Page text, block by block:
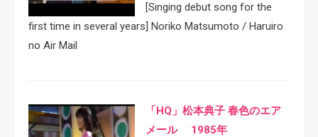
[Singing debut song for the
first time in several years] Noriko Matsumoto / Haruiro
no Air Mail
「HQ」松本典子 春色のエア
メール 1985年